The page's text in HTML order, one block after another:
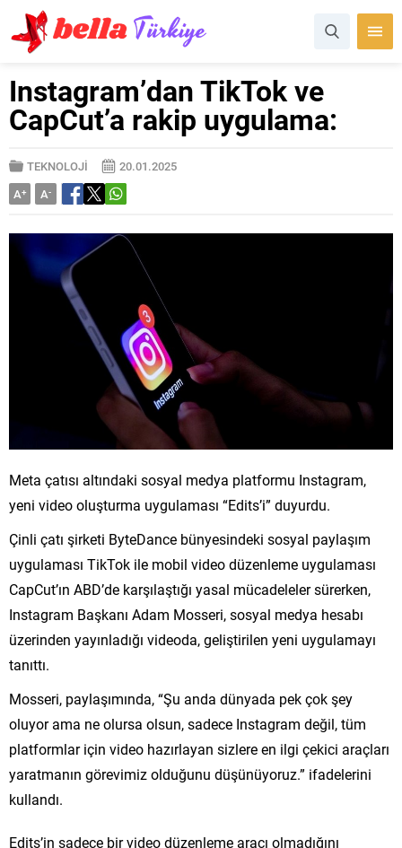
Instagram’dan TikTok ve
CapCut’a rakip uygulama:
TEKNOLOJİ
20.01.2025
A+ A-
Meta çatısı altındaki sosyal medya platformu Instagram,
yeni video oluşturma uygulaması “Edits’i” duyurdu.
Çinli çatı şirketi ByteDance bünyesindeki sosyal paylaşım
uygulaması TikTok ile mobil video düzenleme uygulaması
CapCut’ın ABD’de karşılaştığı yasal mücadeleler sürerken,
Instagram Başkanı Adam Mosseri, sosyal medya hesabı
üzerinden yayınladığı videoda, geliştirilen yeni uygulamayı
tanıttı.
Mosseri, paylaşımında, “Şu anda dünyada pek çok şey
oluyor ama ne olursa olsun, sadece Instagram değil, tüm
platformlar için video hazırlayan sizlere en ilgi çekici araçları
yaratmanın görevimiz olduğunu düşünüyoruz.” ifadelerini
kullandı.
Edits’in sadece bir video düzenleme aracı olmadığını